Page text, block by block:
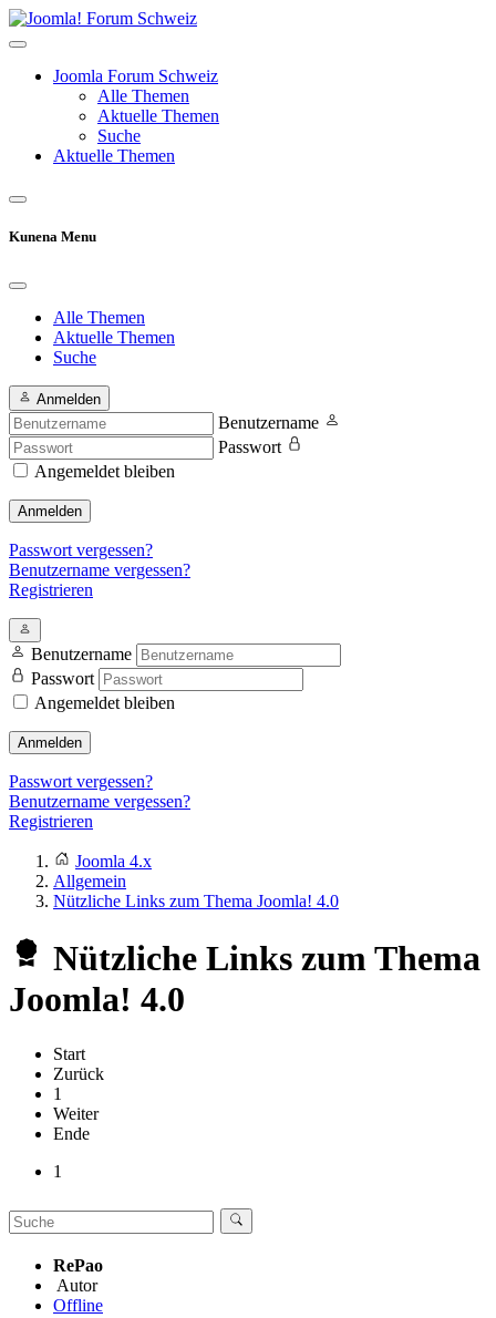
Joomla Forum Schweiz
Alle Themen
Aktuelle Themen
Suche
Aktuelle Themen
Kunena Menu
Alle Themen
Aktuelle Themen
Suche
Anmelden
Benutzername
Passwort
Angemeldet bleiben
Anmelden
Passwort vergessen?
Benutzername vergessen?
Registrieren
Benutzername
Passwort
Angemeldet bleiben
Anmelden
Passwort vergessen?
Benutzername vergessen?
Registrieren
Joomla 4.x
Allgemein
Nützliche Links zum Thema Joomla! 4.0
Nützliche Links zum Thema
Joomla! 4.0
Start
Zurück
1
Weiter
Ende
1
RePao
Autor
Offline